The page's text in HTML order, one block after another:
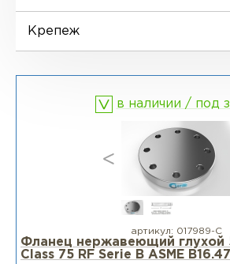
Отводы EN 10253-4
Отводы MSS SP-75
Переходы DIN 2616-1
Переходы DIN 2616-2
Ниппели
Втулки
Крепеж
в наличии / под
артикул: 017989-С
Фланец нержавеющий глухой
Class 75 RF Serie B ASME B16.47